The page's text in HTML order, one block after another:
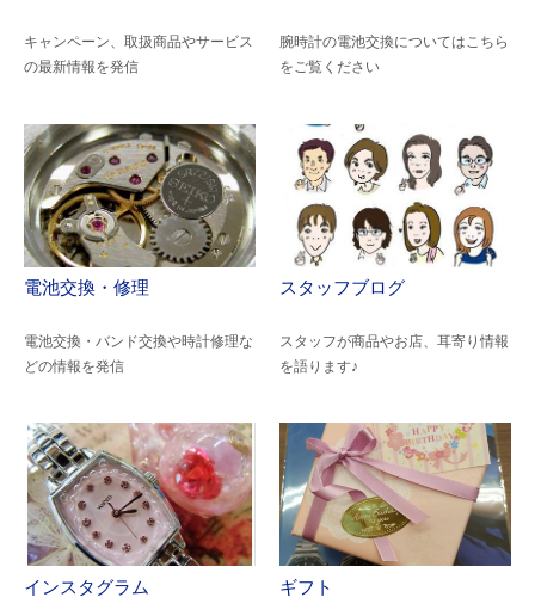
キャンペーン、取扱商品やサービス
の最新情報を発信
腕時計の電池交換についてはこちら
をご覧ください
電池交換・修理
電池交換・バンド交換や時計修理な
どの情報を発信
スタッフブログ
スタッフが商品やお店、耳寄り情報
を語ります♪
インスタグラム ギフト